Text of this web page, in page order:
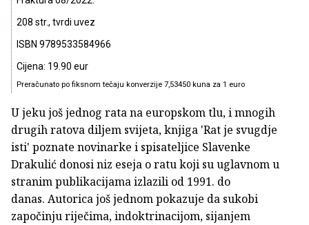
208 str., tvrdi uvez
ISBN 9789533584966
Cijena: 19.90 eur
Preračunato po fiksnom tečaju konverzije 7,53450 kuna za 1 euro
U jeku još jednog rata na europskom tlu, i mnogih
drugih ratova diljem svijeta, knjiga 'Rat je svugdje
isti' poznate novinarke i spisateljice Slavenke
Drakulić donosi niz eseja o ratu koji su uglavnom u
stranim publikacijama izlazili od 1991. do
danas. Autorica još jednom pokazuje da sukobi
započinju riječima, indoktrinacijom, sijanjem